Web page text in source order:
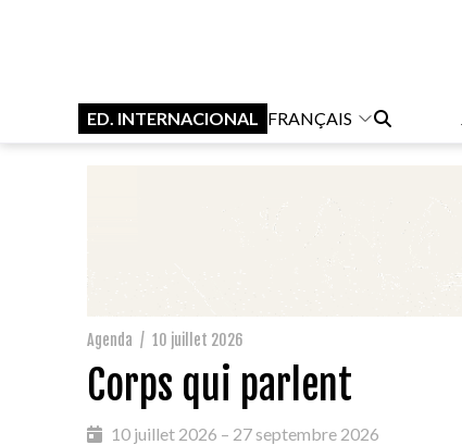
ED. INTERNACIONAL FRANÇAIS
Agenda / 10 juillet 2026
Corps qui parlent
10 juillet 2026 – 27 septembre 2026